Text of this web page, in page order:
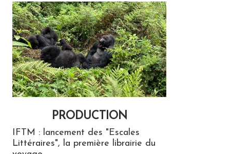
PRODUCTION
IFTM : lancement des "Escales
Littéraires", la première librairie du